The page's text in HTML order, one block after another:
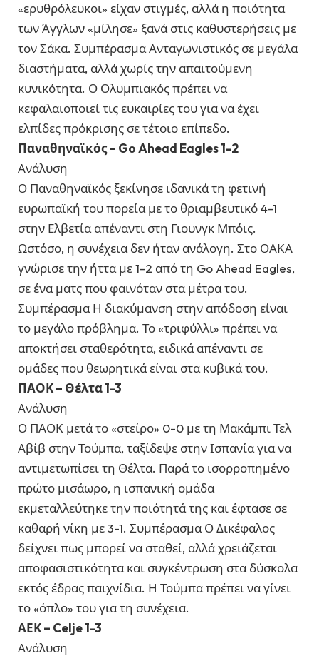
«ερυθρόλευκοι» είχαν στιγμές, αλλά η ποιότητα
των Άγγλων «μίλησε» ξανά στις καθυστερήσεις με
τον Σάκα. Συμπέρασμα Ανταγωνιστικός σε μεγάλα
διαστήματα, αλλά χωρίς την απαιτούμενη
κυνικότητα. Ο Ολυμπιακός πρέπει να
κεφαλαιοποιεί τις ευκαιρίες του για να έχει
ελπίδες πρόκρισης σε τέτοιο επίπεδο.
Παναθηναϊκός – Go Ahead Eagles 1-2
Ανάλυση
Ο Παναθηναϊκός ξεκίνησε ιδανικά τη φετινή
ευρωπαϊκή του πορεία με το θριαμβευτικό 4-1
στην Ελβετία απέναντι στη Γιουνγκ Μπόις.
Ωστόσο, η συνέχεια δεν ήταν ανάλογη. Στο ΟΑΚΑ
γνώρισε την ήττα με 1-2 από τη Go Ahead Eagles,
σε ένα ματς που φαινόταν στα μέτρα του.
Συμπέρασμα Η διακύμανση στην απόδοση είναι
το μεγάλο πρόβλημα. Το «τριφύλλι» πρέπει να
αποκτήσει σταθερότητα, ειδικά απέναντι σε
ομάδες που θεωρητικά είναι στα κυβικά του.
ΠΑΟΚ – Θέλτα 1-3
Ανάλυση
Ο ΠΑΟΚ μετά το «στείρο» 0-0 με τη Μακάμπι Τελ
Αβίβ στην Τούμπα, ταξίδεψε στην Ισπανία για να
αντιμετωπίσει τη Θέλτα. Παρά το ισορροπημένο
πρώτο μισάωρο, η ισπανική ομάδα
εκμεταλλεύτηκε την ποιότητά της και έφτασε σε
καθαρή νίκη με 3-1. Συμπέρασμα Ο Δικέφαλος
δείχνει πως μπορεί να σταθεί, αλλά χρειάζεται
αποφασιστικότητα και συγκέντρωση στα δύσκολα
εκτός έδρας παιχνίδια. Η Τούμπα πρέπει να γίνει
το «όπλο» του για τη συνέχεια.
ΑΕΚ – Celje 1-3
Ανάλυση